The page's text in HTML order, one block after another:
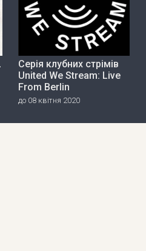
Серія клубних стрімів
United We Stream: Live
From Berlin
до 08 квітня 2020